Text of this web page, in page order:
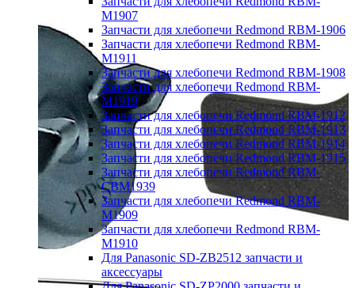
M1907
Запчасти для хлебопечи Redmond RBM-1906
Запчасти для хлебопечи Redmond RBM-
M1911
Запчасти для хлебопечи Redmond RBM-1908
Запчасти для хлебопечи Redmond RBM-
M1919
Запчасти для хлебопечи Redmond RBM-1912
Запчасти для хлебопечи Redmond RBM-1913
Запчасти для хлебопечи Redmond RBM-1914
Запчасти для хлебопечи Redmond RBM-1915
Запчасти для хлебопечи Redmond RBM-
CBM1939
Запчасти для хлебопечи Redmond RBM-
M1909
Запчасти для хлебопечи Redmond RBM-
M1910
Для Panasonic SD-ZB2512 запчасти и
аксессуары